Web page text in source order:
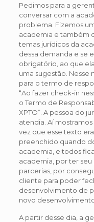
Pedimos para a
conversar com a
problema. Fizemos
academia e também
temas jurídicos da
dessa demanda e se
obrigatório, ao que
uma sugestão. Nesse
para o termo de
“Ao fazer check-in
o Termo de
XPTO”. A pessoa do
atendia. Aí
vez que esse texto
preenchido quando
academia, e todos
academia, por ter
parcerias, por
cliente para poder
desenvolvimento de
novo
A partir desse dia, a